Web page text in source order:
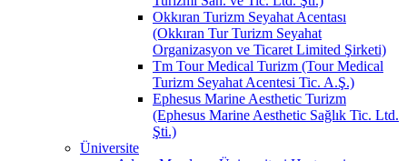
Okkıran Turizm Seyahat Acentası
(Okkıran Tur Turizm Seyahat
Organizasyon ve Ticaret Limited Şirketi)
Tm Tour Medical Turizm (Tour Medical
Turizm Seyahat Acentesi Tic. A.Ş.)
Ephesus Marine Aesthetic Turizm
(Ephesus Marine Aesthetic Sağlık Tic. Ltd.
Şti.)
Üniversite